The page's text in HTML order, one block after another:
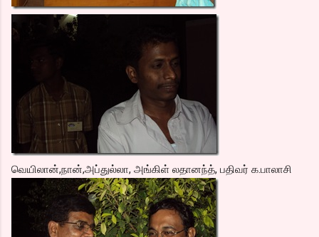
வெயிலான்,நான்,அப்துல்லா, அங்கிள் லதானந்த், பதிவர் க.பாலாசி